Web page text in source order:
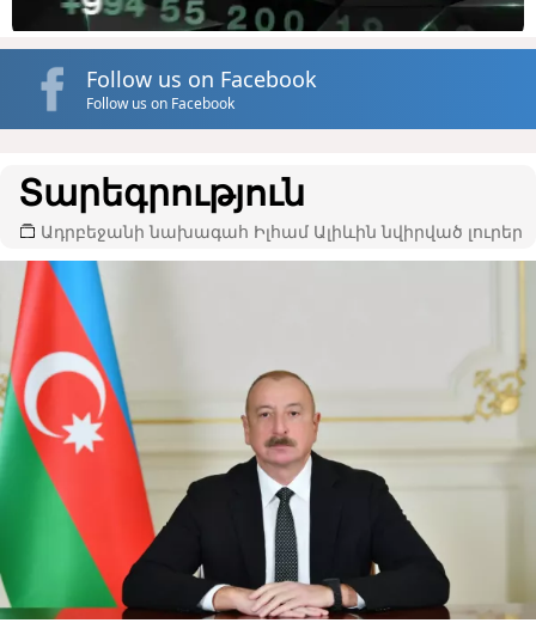
Follow us on Facebook
Follow us on Facebook
Տարեգրություն
Ադրբեջանի նախագահ Իլհամ Ալիևին նվիրված լուրեր